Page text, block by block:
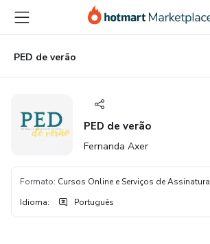
para
conteúdo
principal
para
pagamento
para
rodapéPED de verão
PED de verão
Fernanda Axer
Formato: Cursos Online e Serviços de Assinatura
Idioma: Português